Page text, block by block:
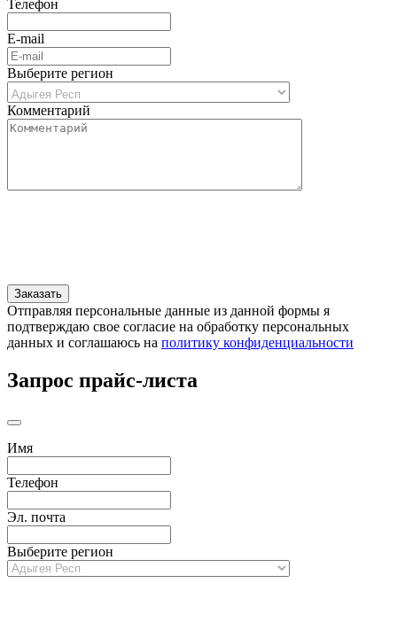
Телефон
E-mail
Выберите регион
Комментарий
Отправляя персональные данные из данной формы я
подтверждаю свое согласие на обработку персональных
данных и соглашаюсь на политику конфиденциальности
Запрос прайс-листа
Имя
Телефон
Эл. почта
Выберите регион